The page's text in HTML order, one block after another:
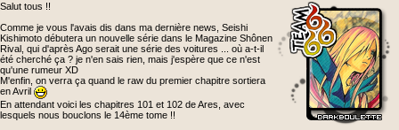
Salut tous !!
Comme je vous l'avais dis dans ma dernière news, Seishi
Kishimoto débutera un nouvelle série dans le Magazine Shônen
Rival, qui d'après Ago serait une série des voitures ... où a-t-il
été cherché ça ? je n'en sais rien, mais j'espère que ce n'est
qu'une rumeur XD
M'enfin, on verra ça quand le raw du premier chapitre sortiera
en Avril
En attendant voici les chapitres 101 et 102 de Ares, avec
lesquels nous bouclons le 14ème tome !!